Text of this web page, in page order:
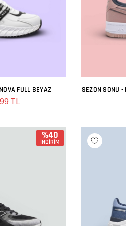
FULL BEYAZ
TL
SEZON SONU
%40
İNDİRİM